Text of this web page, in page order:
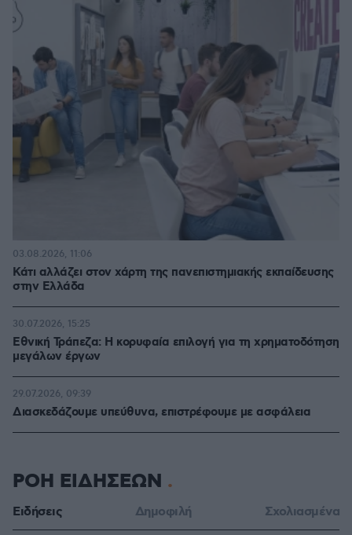
Κάτι αλλάζει στον χάρτη της πανεπιστημιακής εκπαίδευσης
στην Ελλάδα
03.08.2026, 11:06
Εθνική Τράπεζα: Η κορυφαία επιλογή για τη χρηματοδότηση
μεγάλων έργων
30.07.2026, 15:25
Διασκεδάζουμε υπεύθυνα, επιστρέφουμε με ασφάλεια
29.07.2026, 09:39
ΡΟΗ ΕΙΔΗΣΕΩΝ
Ειδήσεις Δημοφιλή Σχολιασμένα